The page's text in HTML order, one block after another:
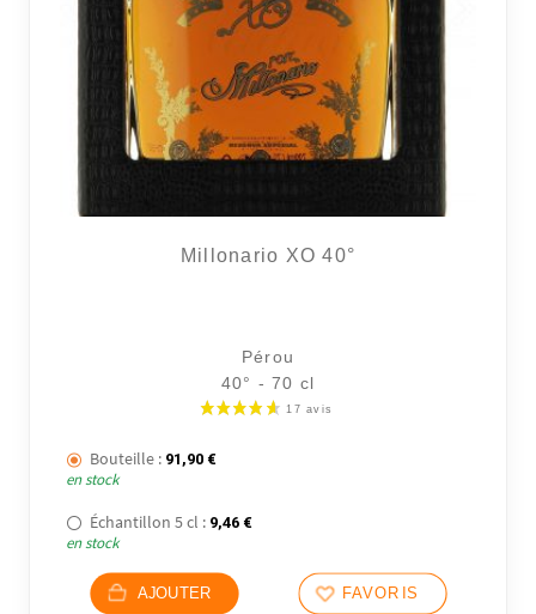
Millonario XO 40°
Pérou
40° - 70 cl
Bouteille : 91,90 €
en stock
Échantillon 5 cl : 9,46 €
en stock
AJOUTER FAVORIS